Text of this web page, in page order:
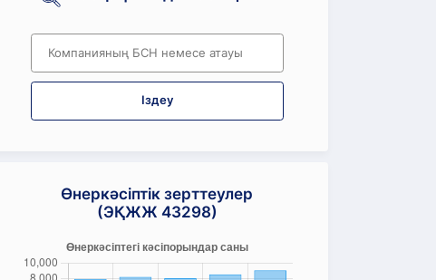
Іздеу
Өнеркәсіптік зерттеулер
(ЭҚЖЖ 43298)